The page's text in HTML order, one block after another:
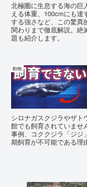
北極圏に生息する海の巨
える体重、100cmにも
する強さなど、この驚異
関わりまで徹底解説。絶
題も紹介します。
動物
シロナガスクジラやザ
館でも飼育されていませ
事例、コククジラ「ジジ
期飼育が不可能である理